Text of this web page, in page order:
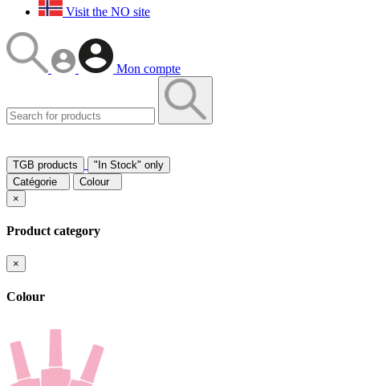
Visit the NO site
Mon compte
TGB products
"In Stock" only
Catégorie
Colour
×
Product category
×
Colour